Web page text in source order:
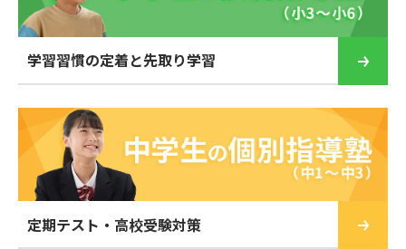
学習習慣の定着と先取り学習
定期テスト・高校受験対策